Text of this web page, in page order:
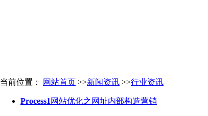
当前位置： 网站首页 >>新闻资讯 >>行业资讯
Process1 网站优化之网址内部构造营销